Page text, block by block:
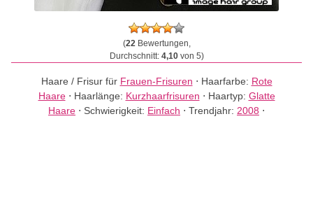
(22Bewertungen,
Durchschnitt: 4,10von 5)
Haare / Frisur für Frauen-Frisuren ⋅ Haarfarbe: Rote
Haare⋅ Haarlänge: Kurzhaarfrisuren ⋅ Haartyp: Glatte
Haare ⋅ Schwierigkeit: Einfach ⋅ Trendjahr: 2008 ⋅